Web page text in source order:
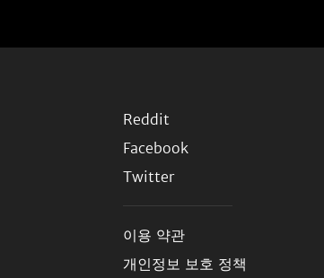
Reddit
Facebook
Twitter
이용 약관
개인정보 보호 정책